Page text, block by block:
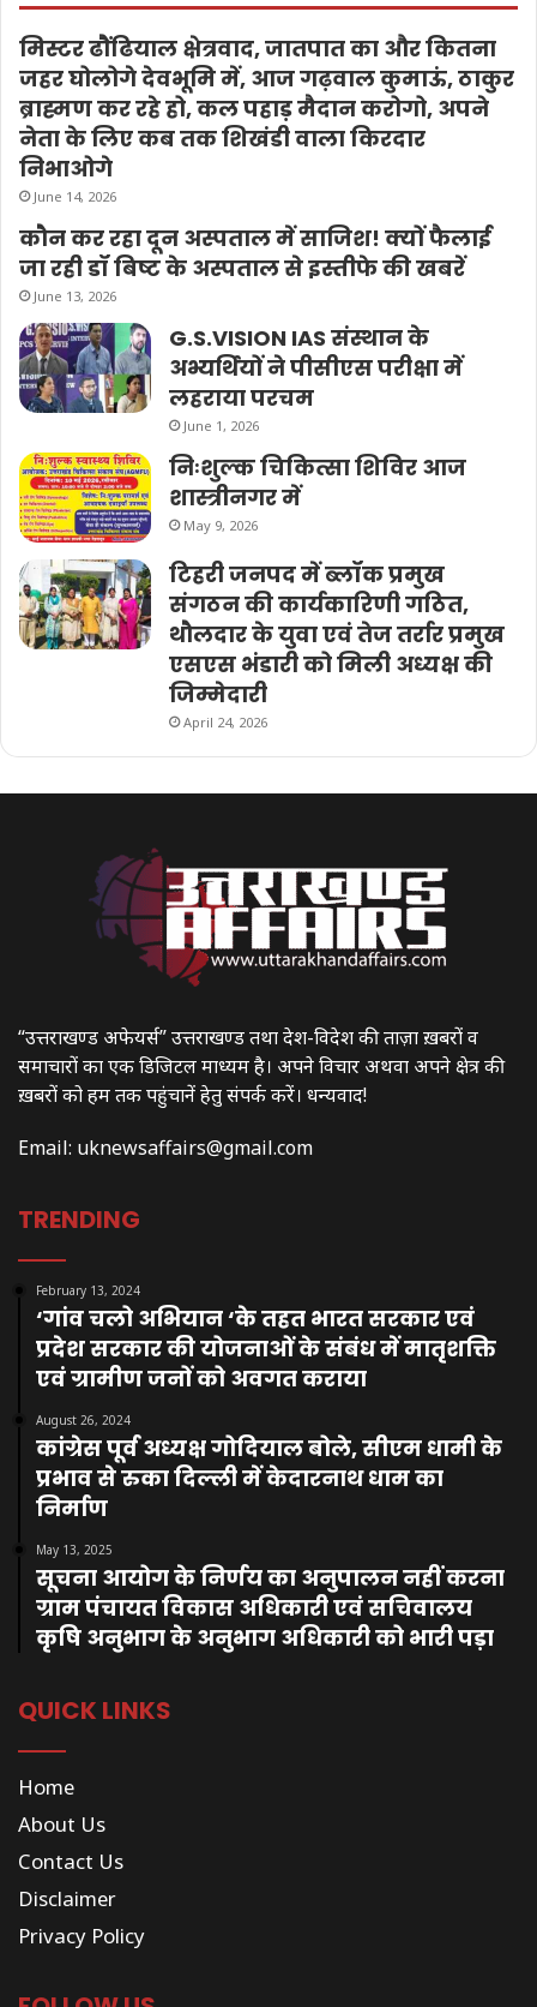
मिस्टर ढौंढियाल क्षेत्रवाद, जातपात का और कितना
जहर घोलोगे देवभूमि में, आज गढ़वाल कुमाऊं, ठाकुर
ब्राह्मण कर रहे हो, कल पहाड़ मैदान करोगो, अपने
नेता के लिए कब तक शिखंडी वाला किरदार
निभाओगे
June 14, 2026
कौन कर रहा दून अस्पताल में साजिश! क्यों फैलाई
जा रही डॉ बिष्ट के अस्पताल से इस्तीफे की खबरें
June 13, 2026
G.S.VISION IAS संस्थान के
अभ्यर्थियों ने पीसीएस परीक्षा में
लहराया परचम
June 1, 2026
निःशुल्क चिकित्सा शिविर आज
शास्त्रीनगर में
May 9, 2026
टिहरी जनपद में ब्लॉक प्रमुख
संगठन की कार्यकारिणी गठित,
थौलदार के युवा एवं तेज तर्रार प्रमुख
एसएस भंडारी को मिली अध्यक्ष की
जिम्मेदारी
April 24, 2026
“उत्तराखण्ड अफेयर्स” उत्तराखण्ड तथा देश-विदेश की ताज़ा ख़बरों व
समाचारों का एक डिजिटल माध्यम है। अपने विचार अथवा अपने क्षेत्र की
ख़बरों को हम तक पहुंचानें हेतु संपर्क करें। धन्यवाद!
Email: uknewsaffairs@gmail.com
TRENDING
February 13, 2024
‘गांव चलो अभियान ‘के तहत भारत सरकार एवं
प्रदेश सरकार की योजनाओं के संबंध में मातृशक्ति
एवं ग्रामीण जनों को अवगत कराया
August 26, 2024
कांग्रेस पूर्व अध्यक्ष गोदियाल बोले, सीएम धामी के
प्रभाव से रुका दिल्ली में केदारनाथ धाम का
निर्माण
May 13, 2025
सूचना आयोग के निर्णय का अनुपालन नहीं करना
ग्राम पंचायत विकास अधिकारी एवं सचिवालय
कृषि अनुभाग के अनुभाग अधिकारी को भारी पड़ा
QUICK LINKS
Home
About Us
Contact Us
Disclaimer
Privacy Policy